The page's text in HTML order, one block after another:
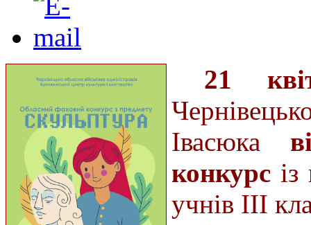
21
Івасюка
конкурс
учнів ІІІ